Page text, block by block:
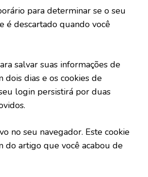
para determinar se o seu
é descartado quando você
salvar suas informações de
dois dias e os cookies de
login persistirá por duas
no seu navegador. Este cookie
do artigo que você acabou de